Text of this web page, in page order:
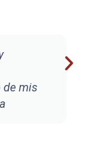
de mis